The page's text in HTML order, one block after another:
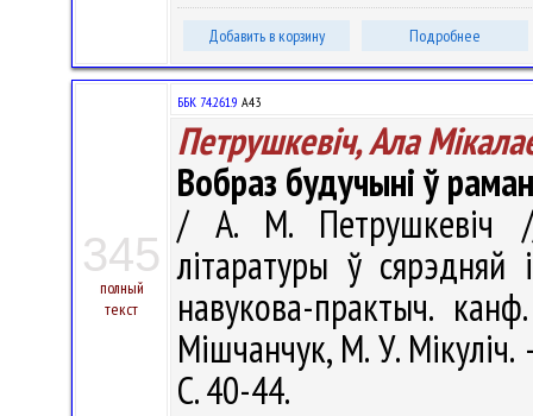
Добавить в корзину Подробнее
345
полный
текст
ББК 74.261.9 А43
Петрушкевіч, Ала
Вобраз будучыні ў
/ А. М. Петрушкевіч //
літаратуры ў
навукова-практыч.
Мішчанчук, М. У.
С. 40-44.